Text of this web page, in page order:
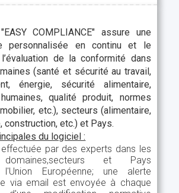
COMPLIANCE" assure une
personnalisée en continu et le
de la conformité dans
(santé et sécurité au travail,
énergie, sécurité alimentaire,
qualité produit, normes
etc.), secteurs (alimentaire,
construction, etc.) et Pays.
du logiciel :
par des experts dans les
et Pays
l'Union Européenne; une alerte
via email est envoyée à chaque